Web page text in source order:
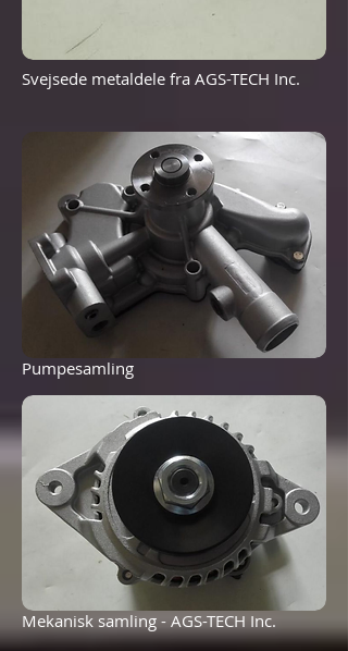
Svejsede metaldele fra AGS-TECH Inc.
Pumpesamling
Mekanisk samling - AGS-TECH Inc.